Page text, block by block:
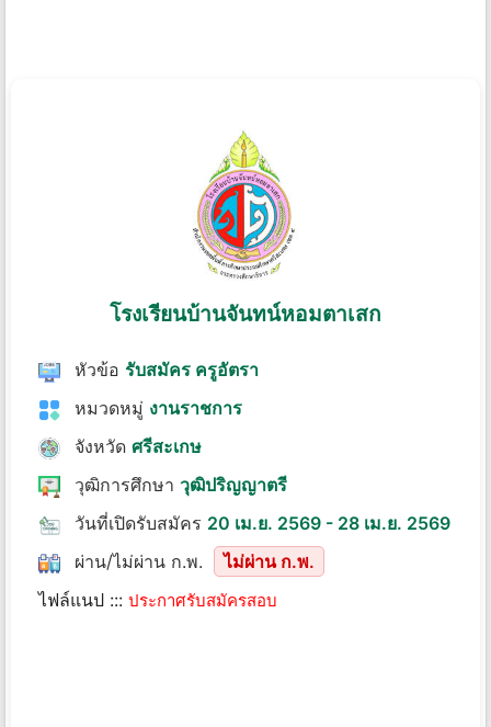
โรงเรียนบ้านจันทน์หอมตาเสก
หัวข้อ รับสมัคร ครูอัตรา
หมวดหมู่ งานราชการ
จังหวัด ศรีสะเกษ
วุฒิการศึกษา วุฒิปริญญาตรี
วันที่เปิดรับสมัคร 20 เม.ย. 2569 - 28 เม.ย. 2569
ผ่าน/ไม่ผ่าน ก.พ.
ไม่ผ่าน ก.พ.
ไฟล์แนป ::: ประกาศรับสมัครสอบ